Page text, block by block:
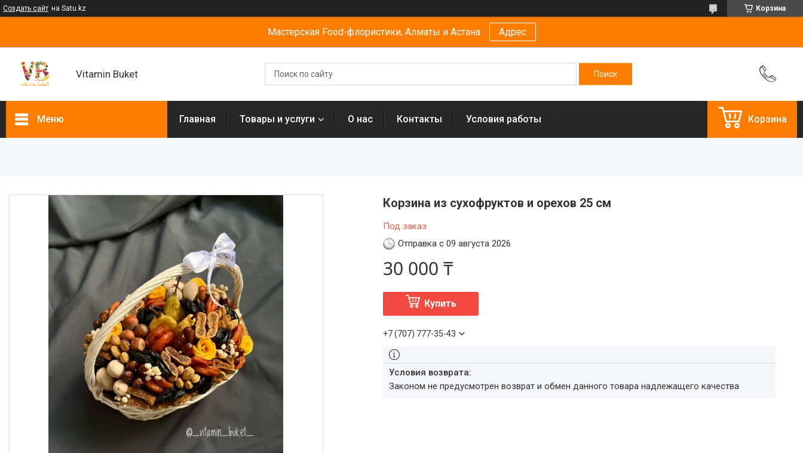
Создать сайт на Satu.kz Корзина
Мастерская Food-флористики, Алматы и Астана Адрес
Vitamin Buket
Меню
Фруктовые букеты
Букеты из сухофруктов
Клубничные букеты
Ящики подарочные
Букеты из сладостей
Подарочные боксы, коробки
Съедобные букеты для
учителя
Новогодние подарки
Сладкие букеты на 8 марта
Необычные букеты
Сырные букеты
Сухофрукты в бельгийском
Главная Товары и услуги О нас Контакты Условия работы Корзина
Корзина из сухофруктов и орехов 25 см
Под заказ
Отправка с 09 августа 2026
30 000 ₸
Купить
+7 (707) 777-35-43
Законом не предусмотрен возврат и обмен данного товара надлежащего качества